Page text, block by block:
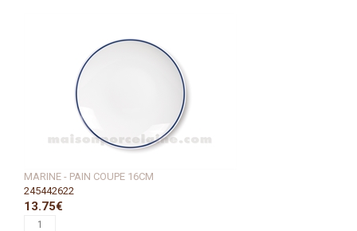
MARINE - PAIN COUPE 16CM
245442622
13.75€